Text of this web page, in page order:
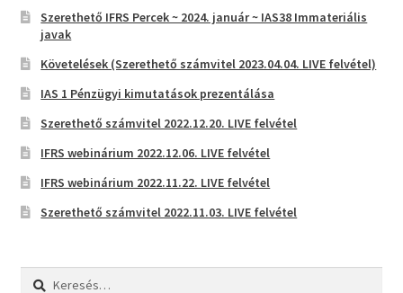
Szerethető IFRS Percek ~ 2024. január ~ IAS38 Immateriális
javak
Követelések (Szerethető számvitel 2023.04.04. LIVE felvétel)
IAS 1 Pénzügyi kimutatások prezentálása
Szerethető számvitel 2022.12.20. LIVE felvétel
IFRS webinárium 2022.12.06. LIVE felvétel
IFRS webinárium 2022.11.22. LIVE felvétel
Szerethető számvitel 2022.11.03. LIVE felvétel
Keresés: